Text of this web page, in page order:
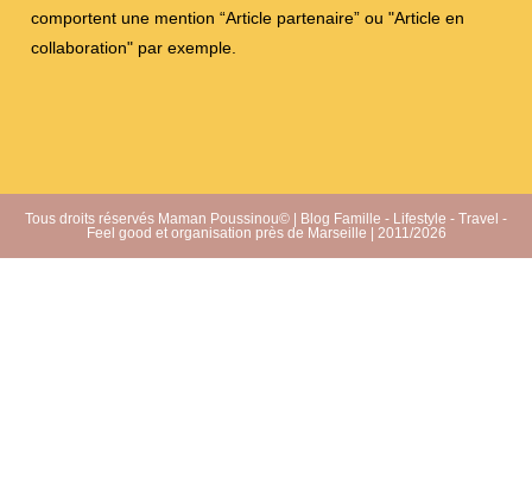
comportent une mention “Article partenaire” ou "Article en
collaboration" par exemple.
Tous droits réservés Maman Poussinou© | Blog Famille - Lifestyle - Travel -
Feel good et organisation près de Marseille | 2011/2026